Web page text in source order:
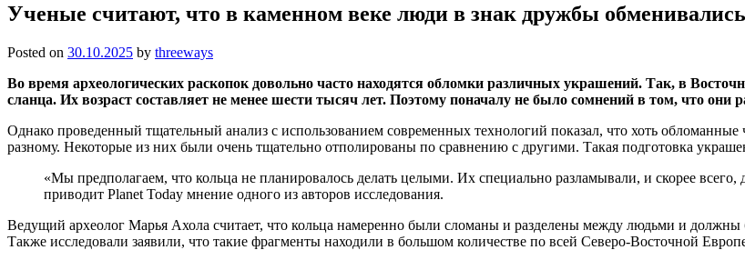
Ученые считают, что в каменном веке люди в знак дружбы
Posted on 30.10.2025 by threeways
Во время археологических раскопок довольно часто находятся обломки различных украшений. Так, в
сланца. Их возраст составляет не менее шести тысяч лет. Поэтому поначалу не было сомнений в том, что
Однако проведенный тщательный анализ с использованием современных технологий показал, что хоть
разному. Некоторые из них были очень тщательно отполированы по сравнению с другими. Такая подготовка
«Мы предполагаем, что кольца не планировалось делать целыми. Их специально разламывали, и скорее
приводит Planet Today мнение одного из авторов исследования.
Ведущий археолог Марья Ахола считает, что кольца намеренно были сломаны и разделены между людьми и должны
Также исследовали заявили, что такие фрагменты находили в большом количестве по всей Северо-Восточной